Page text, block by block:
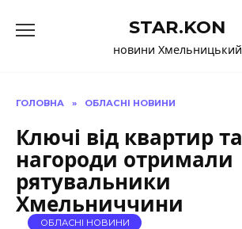
до
STAR.KON
новини Хмельницький
ГОЛОВНА » ОБЛАСНІ НОВИНИ
Ключі від квартир та
нагороди отримали
рятувальники
Хмельниччини
ОБЛАСНІ НОВИНИ